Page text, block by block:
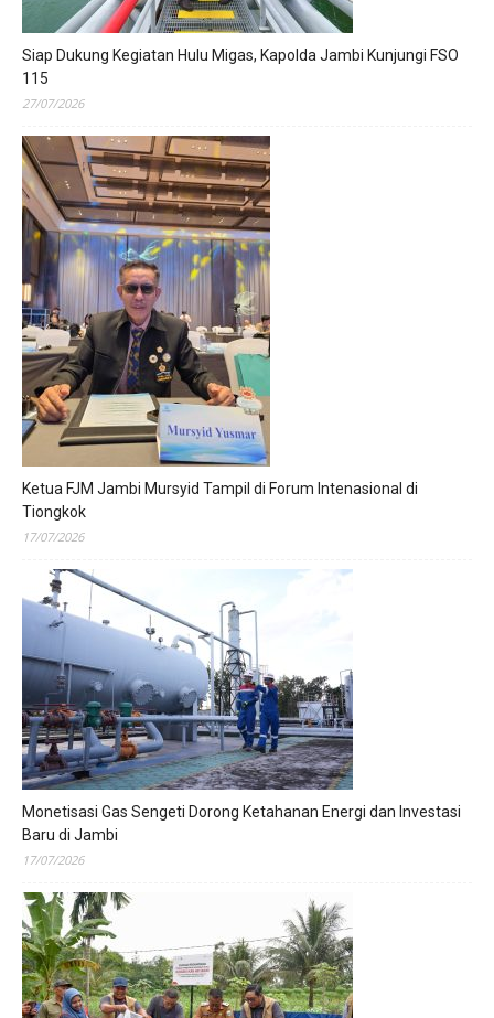
Siap Dukung Kegiatan Hulu Migas, Kapolda Jambi Kunjungi FSO
115
27/07/2026
Ketua FJM Jambi Mursyid Tampil di Forum Intenasional di
Tiongkok
17/07/2026
Monetisasi Gas Sengeti Dorong Ketahanan Energi dan Investasi
Baru di Jambi
17/07/2026